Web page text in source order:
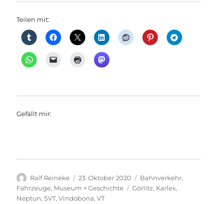
Teilen mit:
Gefällt mir:
Autor
Ralf Reineke
Veröffentlicht
am
23. Oktober 2020 Kategorien
Bahnverkehr,
Fahrzeuge, Museum + Geschichte Schlagwörter
Görlitz, Karlex,
Neptun,SVT,Vindobona,VT